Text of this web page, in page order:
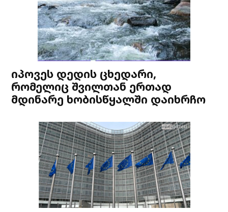
იპოვეს დედის ცხედარი,
რომელიც შვილთან ერთად
მდინარე ხობისწყალში დაიხრჩო